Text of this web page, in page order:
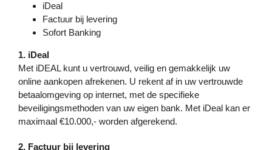
iDeal
Factuur bij levering
Sofort Banking
1. iDeal
Met iDEAL kunt u vertrouwd, veilig en gemakkelijk uw
online aankopen afrekenen. U rekent af in uw vertrouwde
betaalomgeving op internet, met de specifieke
beveiligingsmethoden van uw eigen bank. Met iDeal kan er
maximaal €10.000,- worden afgerekend.
2. Factuur bij levering